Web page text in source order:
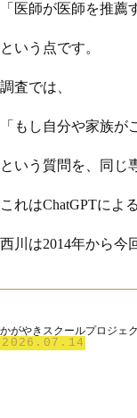
「医師が医師を推薦
という点です。
調査では、
「もし自分や家族
という質問を、同じ
これはChatGPTによ
西川は2014年から今
かがやきスクールプロジェ
2026.07.14